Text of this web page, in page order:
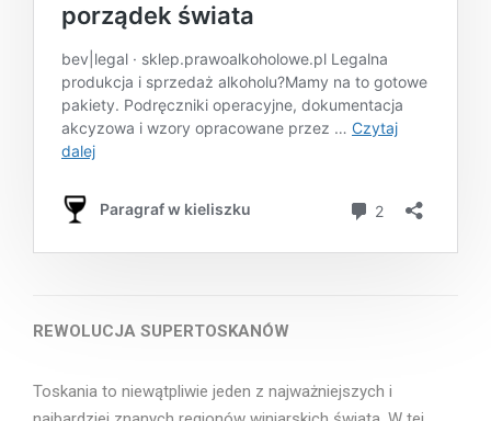
REWOLUCJA SUPERTOSKANÓW
Toskania to niewątpliwie jeden z najważniejszych i